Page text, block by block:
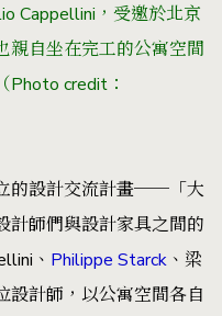
Cappellini， 受邀於北京
親自坐在完工的公寓空間
Photo credit：
的設計交流計畫──「大
計師們與設計家具之間的
、 Philippe Starck 、梁
設計師，以公寓空間各自